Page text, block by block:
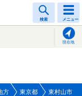
検索 メニュー
現在地
方 東京都 東村山市